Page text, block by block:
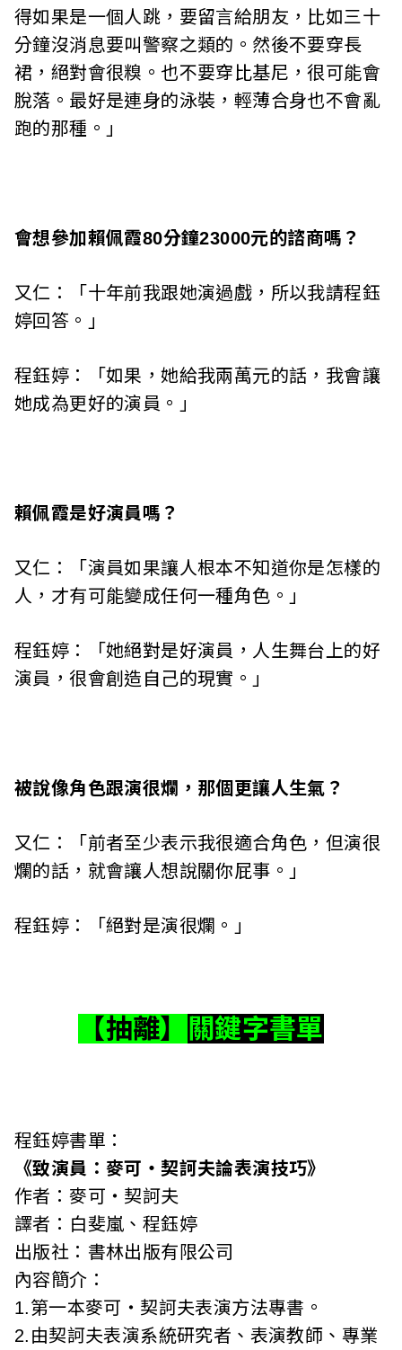
得如果是一個人跳，要留言給朋友，比如三十
分鐘沒消息要叫警察之類的。然後不要穿長
裙，絕對會很糗。也不要穿比基尼，很可能會
脫落。最好是連身的泳裝，輕薄合身也不會亂
跑的那種。」
會想參加賴佩霞80分鐘23000元的諮商嗎？
又仁：「十年前我跟她演過戲，所以我請程鈺
婷回答。」
程鈺婷：「如果，她給我兩萬元的話，我會讓
她成為更好的演員。」
賴佩霞是好演員嗎？
又仁：「演員如果讓人根本不知道你是怎樣的
人，才有可能變成任何一種角色。」
程鈺婷：「她絕對是好演員，人生舞台上的好
演員，很會創造自己的現實。」
被說像角色跟演很爛，那個更讓人生氣？
又仁：「前者至少表示我很適合角色，但演很
爛的話，就會讓人想說關你屁事。」
程鈺婷：「絕對是演很爛。」
【抽離】 關鍵字書單
程鈺婷書單：
《致演員：麥可‧契訶夫論表演技巧》
作者：麥可‧契訶夫
譯者：白斐嵐、程鈺婷
出版社：書林出版有限公司
內容簡介：
1.第一本麥可‧契訶夫表演方法專書。
2.由契訶夫表演系統研究者、表演教師、專業